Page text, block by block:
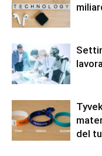
del